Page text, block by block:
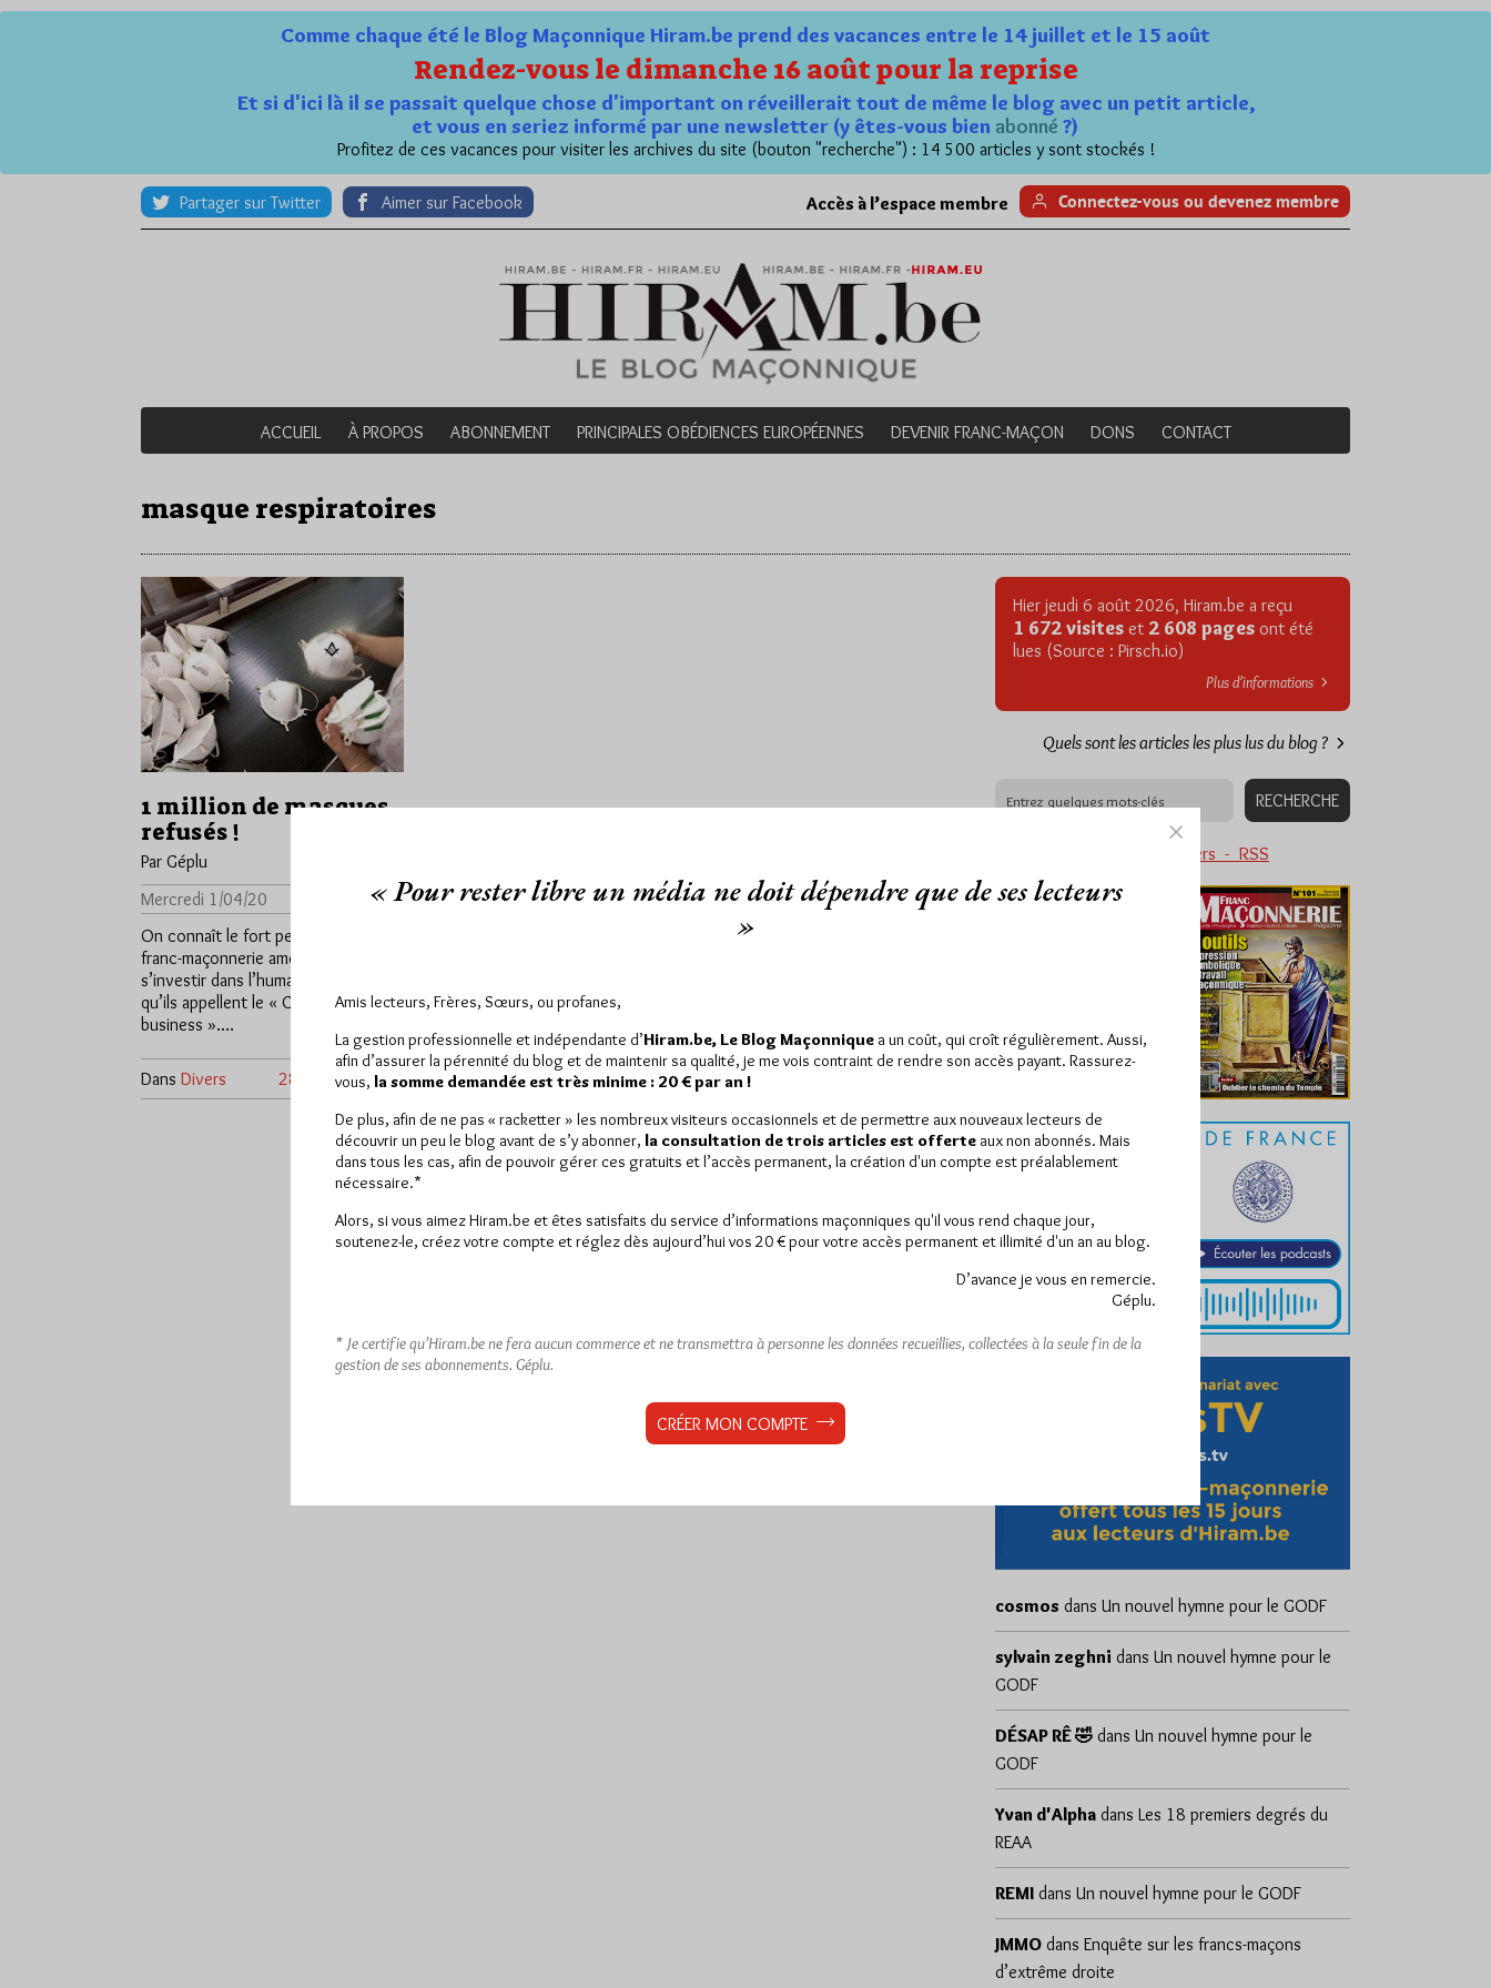
Comme chaque été le Blog Maçonnique Hiram.be prend des vacances entre le 14 juillet et le 15 août
Rendez-vous le dimanche 16 août pour la reprise
Et si d'ici là il se passait quelque chose d'important on réveillerait tout de même le blog avec un petit article,
et vous en seriez informé par une newsletter (y êtes-vous bien abonné ?)
Profitez de ces vacances pour visiter les archives du site (bouton "recherche") : 14 500 articles y sont stockés !
Partager sur Twitter Aimer sur Facebook Accès à l’espace membre Connectez-vous ou devenez membre
ACCUEIL À PROPOS ABONNEMENT PRINCIPALES OBÉDIENCES EUROPÉENNES DEVENIR FRANC-MAÇON DONS CONTACT
masque respiratoires
1 million de masques
refusés !
Par Géplu
Mercredi 1/04/20
Lu 91410 fois
On connaît le fort penchant de la
franc-maçonnerie américaine à
s’investir dans l’humanitaire et ce
qu’ils appellent le « Charity
business ».…
Dans Divers 28 commentaires
Hier jeudi 6 août 2026, Hiram.be a reçu
1 672 visites et 2 608 pages ont été
lues (Source : Pirsch.io)
Plus d’informations
Quels sont les articles les plus lus du blog ?
Abonnement aux Newsletters - RSS
cosmos dans Un nouvel hymne pour le GODF
sylvain zeghni dans Un nouvel hymne pour le
GODF
DÉSAP RÊ 🤣 dans Un nouvel hymne pour le
GODF
Yvan d'Alpha dans Les 18 premiers degrés du
REAA
REMI dans Un nouvel hymne pour le GODF
JMMO dans Enquête sur les francs-maçons
d’extrême droite
« Pour rester libre un média ne doit dépendre que de ses lecteurs
»
Amis lecteurs, Frères, Sœurs, ou profanes,
La gestion professionnelle et indépendante d’Hiram.be, Le Blog Maçonnique a un coût, qui croît régulièrement. Aussi,
afin d’assurer la pérennité du blog et de maintenir sa qualité, je me vois contraint de rendre son accès payant. Rassurez-
vous, la somme demandée est très minime : 20 € par an !
De plus, afin de ne pas « racketter » les nombreux visiteurs occasionnels et de permettre aux nouveaux lecteurs de
découvrir un peu le blog avant de s’y abonner, la consultation de trois articles est offerte aux non abonnés. Mais
dans tous les cas, afin de pouvoir gérer ces gratuits et l’accès permanent, la création d'un compte est préalablement
nécessaire.*
Alors, si vous aimez Hiram.be et êtes satisfaits du service d’informations maçonniques qu'il vous rend chaque jour,
soutenez-le, créez votre compte et réglez dès aujourd’hui vos 20 € pour votre accès permanent et illimité d'un an au blog.
D’avance je vous en remercie.
Géplu.
* Je certifie qu’Hiram.be ne fera aucun commerce et ne transmettra à personne les données recueillies, collectées à la seule fin de la
gestion de ses abonnements. Géplu.
CRÉER MON COMPTE